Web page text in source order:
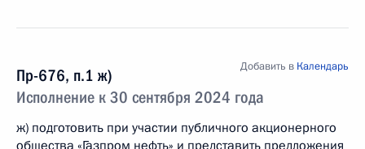
Пр-676, п.1 ж)
Исполнение к 30 сентября 2024 года
Добавить в Календарь
ж) подготовить при участии публичного акционерного